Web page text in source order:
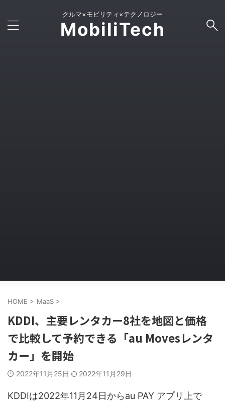
クルマ×モビリティ×テクノロジー
MobiliTech
HOME > MaaS >
KDDI、主要レンタカー8社を地図と価格
で比較して予約できる「au Movesレンタ
カー」を開始
2022年11月25日 2022年11月29日
KDDIは2022年11月24日からau PAY アプリ上で